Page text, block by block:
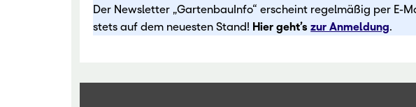
Der Newsletter „GartenbauInfo“ erscheint regelmäßig per E-
stets auf dem neuesten Stand! Hier geht’szur Anmeldung.